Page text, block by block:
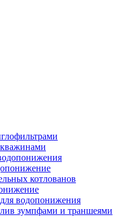
котлованов
водопонижения
зумпфами и траншеями